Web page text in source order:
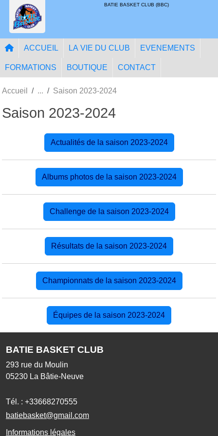
BATIE BASKET CLUB (BBC)
ACCUEIL LA VIE DU CLUB EVENEMENTS
FORMATIONS BOUTIQUE CONTACT
Accueil Saison 2023-2024
Saison 2023-2024
Actualités de la saison 2023-2024
Albums photos de la saison 2023-2024
Challenge de la saison 2023-2024
Résultats de la saison 2023-2024
Championnats de la saison 2023-2024
Équipes de la saison 2023-2024
BATIE BASKET CLUB
293 rue du Moulin
05230 La Bâtie-Neuve
Tél. : +33668270555
batiebasket@gmail.com
Informations légales
Panneau de gestion des cookies